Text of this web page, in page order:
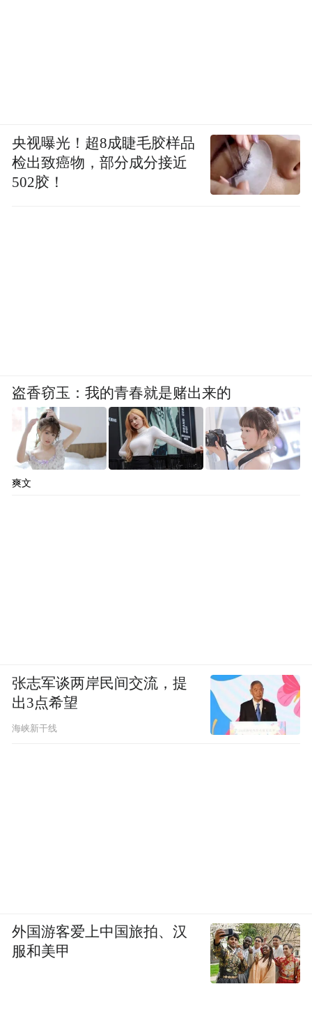
央视曝光！超8成睫毛胶样品
检出致癌物，部分成分接近
502胶！
盗香窃玉：我的青春就是赌出来的
爽文
张志军谈两岸民间交流，提
出3点希望
海峡新干线
外国游客爱上中国旅拍、汉
服和美甲